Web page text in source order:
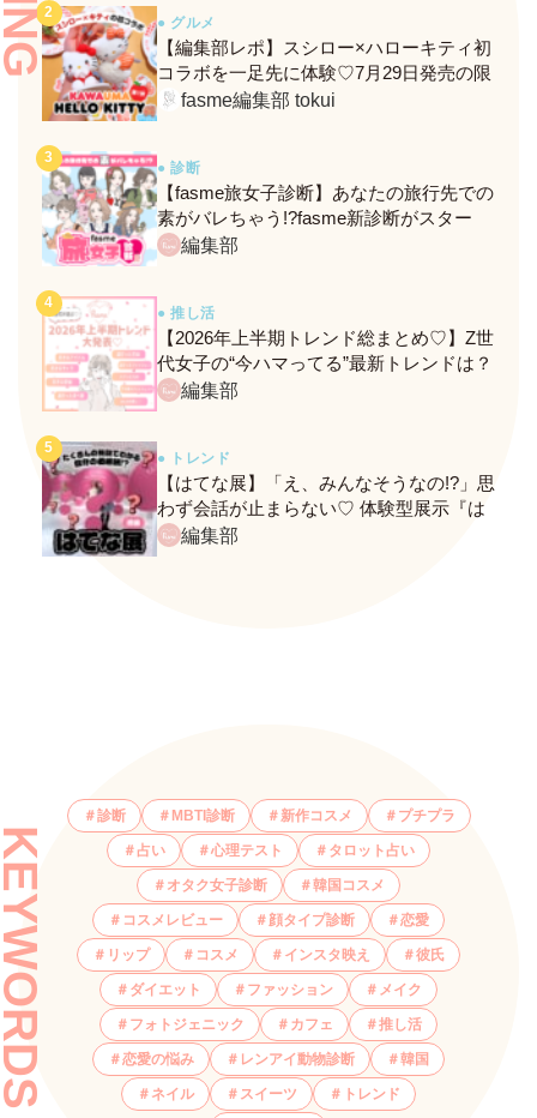
● グルメ
【編集部レポ】スシロー×ハローキティ初
コラボを一足先に体験♡7月29日発売の限
定メニュー＆グッズをレポ！
fasme編集部 tokui
● 診断
【fasme旅女子診断】あなたの旅行先での
素がバレちゃう!?fasme新診断がスター
ト！編集部
● 推し活
【2026年上半期トレンド総まとめ♡】Z世
代女子の“今ハマってる”最新トレンドは？
ネクストバズ予報もチェック♪
編集部
● トレンド
【はてな展】「え、みんなそうなの!?」思
わず会話が止まらない♡ 体験型展示『は
てな展』に行ってきたレポ
編集部
診断 MBTI診断 新作コスメ プチプラ
占い 心理テスト タロット占い
オタク女子診断 韓国コスメ
コスメレビュー 顔タイプ診断 恋愛
リップ コスメ インスタ映え 彼氏
ダイエット ファッション メイク
フォトジェニック カフェ 推し活
恋愛の悩み レンアイ動物診断 韓国
ネイル スイーツ トレンド